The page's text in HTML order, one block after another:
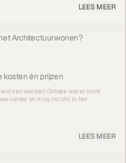
LEES MEER
kosten én prijzen
kan worden! Ontdek wat er komt
verder en krijg inzicht in het
LEES MEER